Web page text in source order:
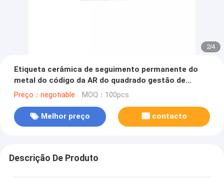
2/4
Etiqueta cerâmica de seguimento permanente do
metal do código da AR do quadrado gestão de
armazenamento de 70 x de 70mm
Preço：negotiable MOQ：100pcs
Melhor preço contacto
Descrição De Produto